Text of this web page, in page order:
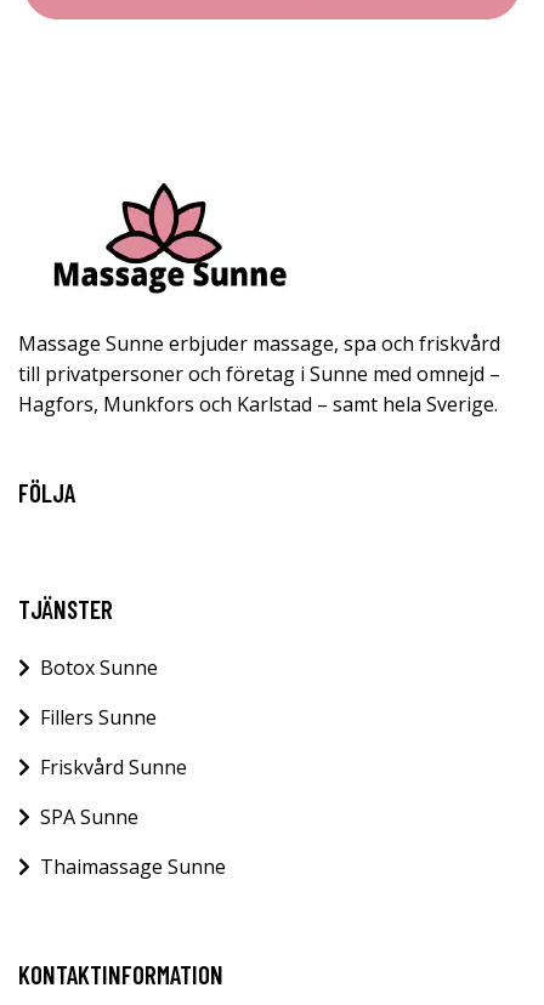
Massage Sunne erbjuder massage, spa och friskvård
till privatpersoner och företag i Sunne med omnejd –
Hagfors, Munkfors och Karlstad – samt hela Sverige.
FÖLJA
TJÄNSTER
Botox Sunne
Fillers Sunne
Friskvård Sunne
SPA Sunne
Thaimassage Sunne
KONTAKTINFORMATION